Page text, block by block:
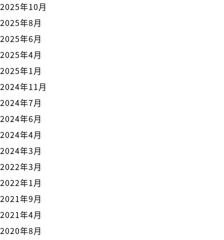
2025年10月
2025年8月
2025年6月
2025年4月
2025年1月
2024年11月
2024年7月
2024年6月
2024年4月
2024年3月
2022年3月
2022年1月
2021年9月
2021年4月
2020年8月